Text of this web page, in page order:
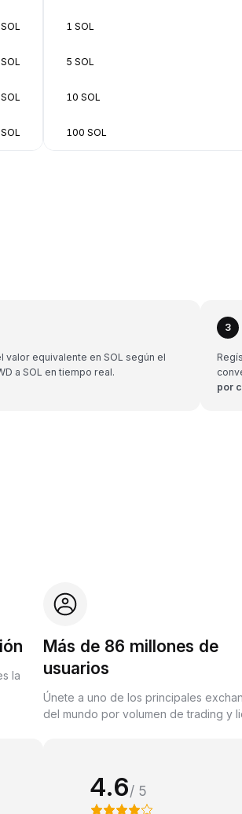
1 SOL
5 SOL
10 SOL
100 SOL
valor equivalente en SOL según el
a SOL en tiempo real.
3
por
la
Más de 86 millones de
usuarios
Únete a uno de los principales
del mundo por volumen de trading y
4.6/ 5